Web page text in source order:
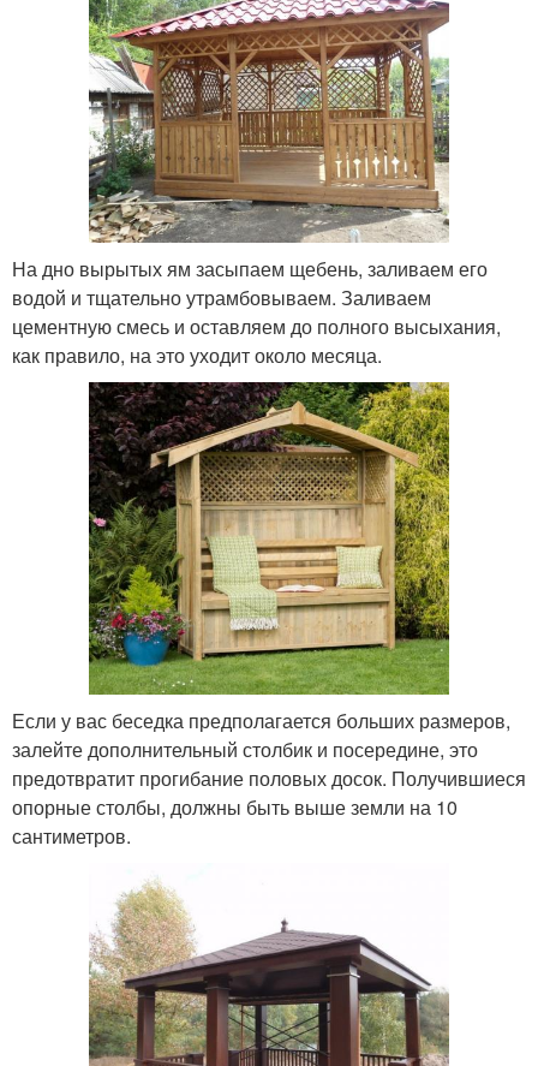
На дно вырытых ям засыпаем щебень, заливаем его
водой и тщательно утрамбовываем. Заливаем
цементную смесь и оставляем до полного высыхания,
как правило, на это уходит около месяца.
Если у вас беседка предполагается больших размеров,
залейте дополнительный столбик и посередине, это
предотвратит прогибание половых досок. Получившиеся
опорные столбы, должны быть выше земли на 10
сантиметров.